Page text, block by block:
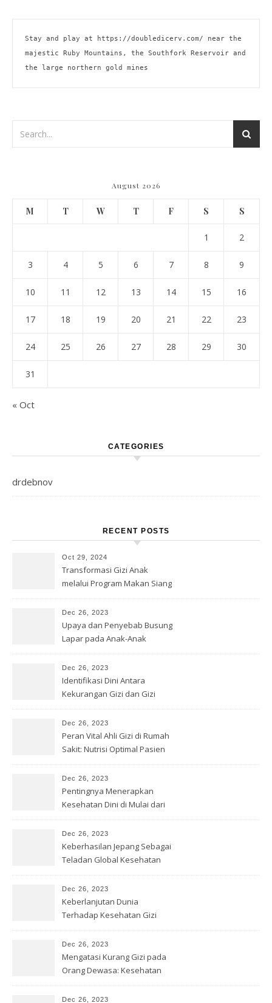
Stay and play at https://doubledicerv.com/ near the
majestic Ruby Mountains, the Southfork Reservoir and
the large northern gold mines
August 2026
M T W T F S S
1 2
3 4 5 6 7 8 9
10 11 12 13 14 15 16
17 18 19 20 21 22 23
24 25 26 27 28 29 30
31
« Oct
CATEGORIES
drdebnov
RECENT POSTS
Oct 29, 2024
Transformasi Gizi Anak
melalui Program Makan Siang
Dec 26, 2023
Upaya dan Penyebab Busung
Lapar pada Anak-Anak
Dec 26, 2023
Identifikasi Dini Antara
Kekurangan Gizi dan Gizi
Dec 26, 2023
Peran Vital Ahli Gizi di Rumah
Sakit: Nutrisi Optimal Pasien
Dec 26, 2023
Pentingnya Menerapkan
Kesehatan Dini di Mulai dari
Dec 26, 2023
Keberhasilan Jepang Sebagai
Teladan Global Kesehatan
Dec 26, 2023
Keberlanjutan Dunia
Terhadap Kesehatan Gizi
Dec 26, 2023
Mengatasi Kurang Gizi pada
Orang Dewasa: Kesehatan
Dec 26, 2023